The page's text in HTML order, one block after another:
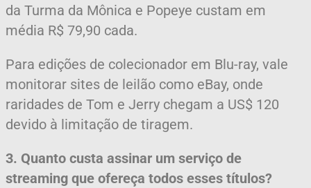
da Turma da Mônica e Popeye custam em
média R$ 79,90 cada.
Para edições de colecionador em Blu-ray, vale
monitorar sites de leilão como eBay, onde
raridades de Tom e Jerry chegam a US$ 120
devido à limitação de tiragem.
3. Quanto custa assinar um serviço de
streaming que ofereça todos esses títulos?